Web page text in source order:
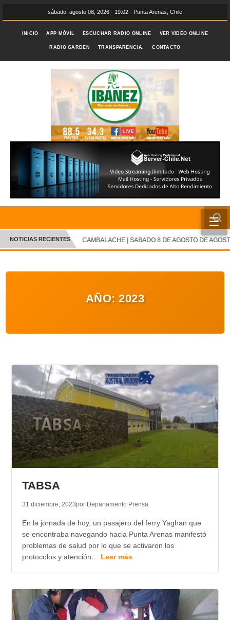
sábado, agosto 08, 2026 - 19:02 - Punta Arenas, Chile
INICIO APP MÓVIL ESCUCHAR RADIO ONLINE VER VIDEO ONLINE
RADIO GARDEN TRANSPARENCIA. CONTACTO
☰
INICIO
CRÓNICA
ENTRETENIMIENTO Y CULTURA
AUDIOS
VIDEOS
GALERIA DE FOTOS
APP MÓVIL
NOTICIAS RECIENTES CAMBALACHE | SABADO 8 DE AGOSTO DE
AÑO:2023
TABSA
31 diciembre, 2023por Departamento Prensa
En la jornada de hoy, un pasajero del ferry Yaghan que
se encontraba navegando hacia Punta Arenas manifestó
problemas de salud por lo que se activaron los
protocolos y atención… Leer más